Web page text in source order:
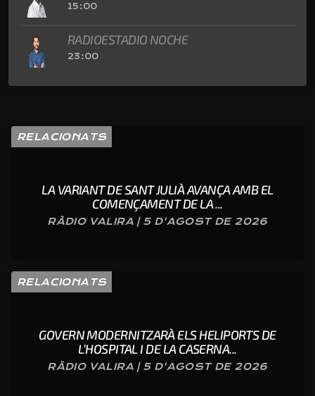
15:00
RADIOESTADIO NOCHE
23:00
RELACIONATS
LA VARIANT DE SANT JULIÀ AVANÇA AMB EL
COMENÇAMENT DE LA ...
RÀDIO VALIRA | 5 D'AGOST DE 2026
RELACIONATS
GOVERN MODERNITZARÀ ELS HELIPORTS DE
L’HOSPITAL I DE LA CASERNA...
RÀDIO VALIRA | 5 D'AGOST DE 2026